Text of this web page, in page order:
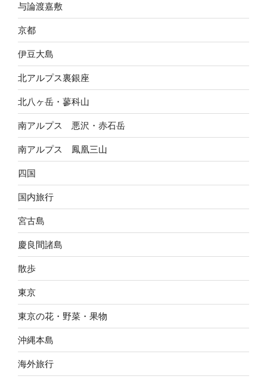
与論渡嘉敷
京都
伊豆大島
北アルプス裏銀座
北八ヶ岳・蓼科山
南アルプス 悪沢・赤石岳
南アルプス 鳳凰三山
四国
国内旅行
宮古島
慶良間諸島
散歩
東京
東京の花・野菜・果物
沖縄本島
海外旅行